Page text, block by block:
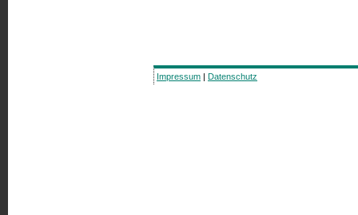
Impressum | Datenschutz